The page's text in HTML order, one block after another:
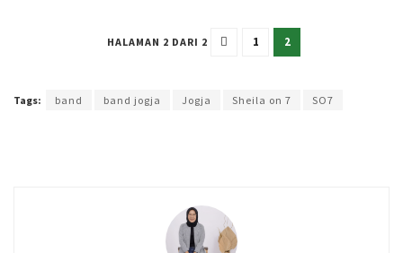
HALAMAN 2 DARI 2 1 2
Tags: band band jogja Jogja Sheila on 7 SO7